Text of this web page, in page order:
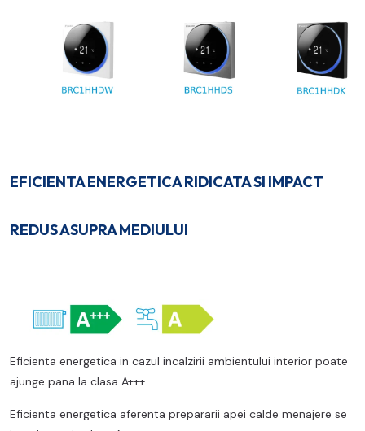
EFICIENTA ENERGETICA RIDICATA SI IMPACT
REDUS ASUPRA MEDIULUI
Eficienta energetica in cazul incalzirii ambientului interior poate
ajunge pana la clasa A+++.
Eficienta energetica aferenta prepararii apei calde menajere se